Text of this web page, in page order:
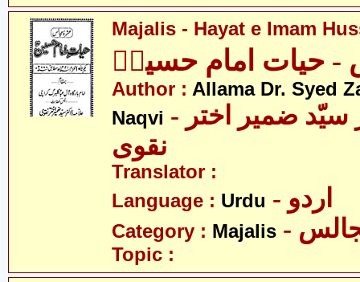
Majalis - Hayat e Imam
- حیات امام حسینؑ
Author : Allama Dr. Syed
Naqvi - علامہ ڈاکٹر سیّد ضمیر اختر
نقوی
Translator :
Language : Urdu - اردو
Category : Majalis
Topic :